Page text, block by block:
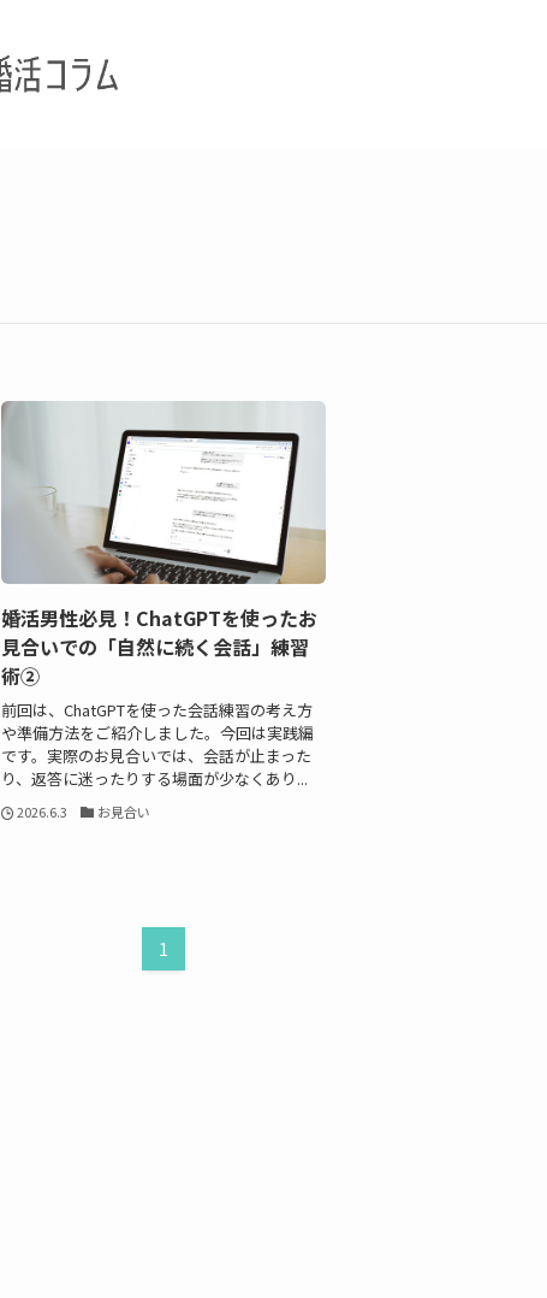
婚活男性必見！ChatGPTを使ったお
見合いでの「自然に続く会話」練習
術②
前回は、ChatGPTを使った会話練習の考え方
や準備方法をご紹介しました。今回は実践編
です。実際のお見合いでは、会話が止まった
り、返答に迷ったりする場面が少なくあり...
2026.6.3 お見合い
1